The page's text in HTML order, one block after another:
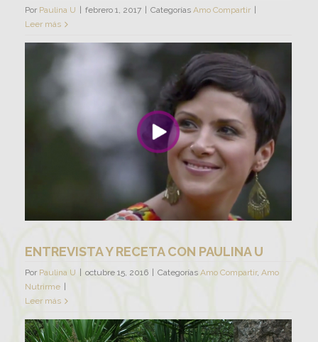
Por Paulina U febrero 1, 2017 Categorías Amo Compartir
Leer más
ENTREVISTA Y RECETA CON PAULINA U
Por Paulina U octubre 15, 2016 Categorías Amo Compartir, Amo
Nutrirme
Leer más